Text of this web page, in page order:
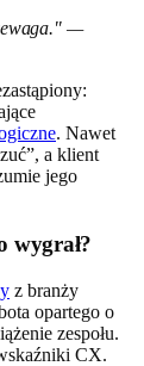
—
. Nawet
a klient
jego
wygrał?
z branży
opartego o
zespołu.
CX.